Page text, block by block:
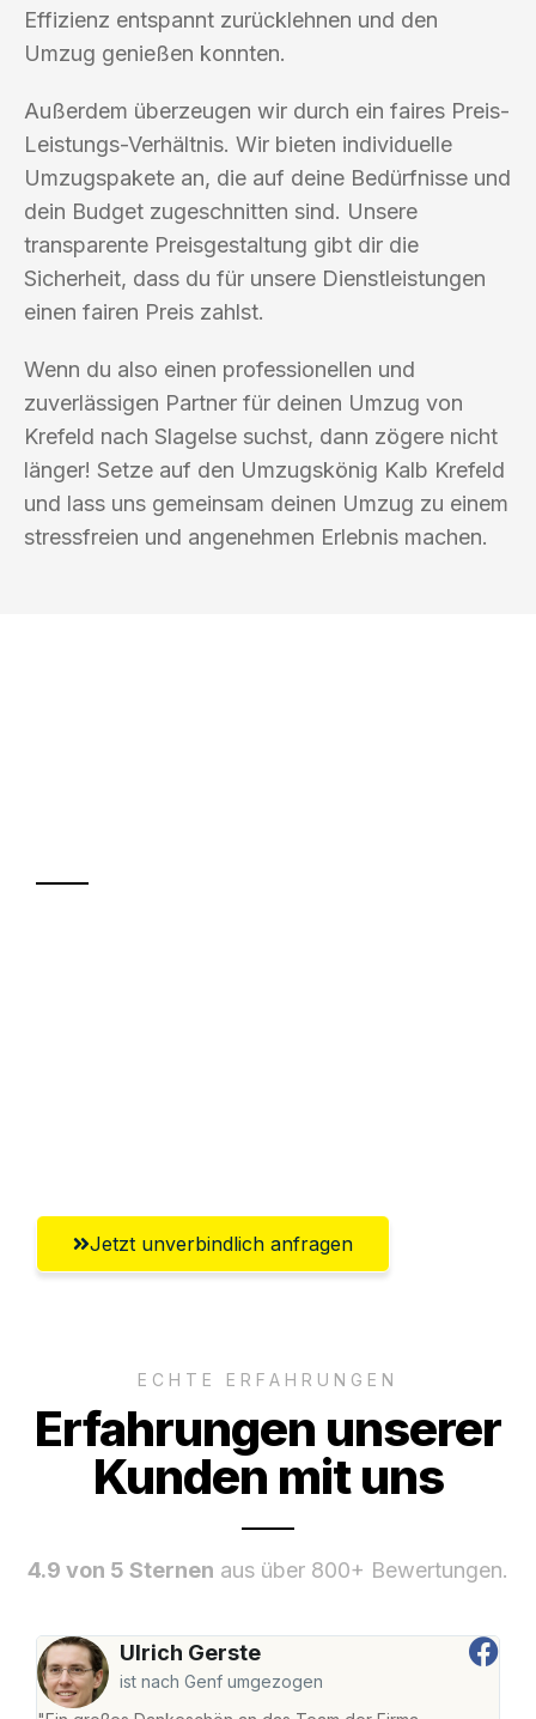
Effizienz entspannt zurücklehnen und den
Umzug genießen konnten.
Außerdem überzeugen wir durch ein faires Preis-
Leistungs-Verhältnis. Wir bieten individuelle
Umzugspakete an, die auf deine Bedürfnisse und
dein Budget zugeschnitten sind. Unsere
transparente Preisgestaltung gibt dir die
Sicherheit, dass du für unsere Dienstleistungen
einen fairen Preis zahlst.
Wenn du also einen professionellen und
zuverlässigen Partner für deinen Umzug von
Krefeld nach Slagelse suchst, dann zögere nicht
länger! Setze auf den Umzugskönig Kalb Krefeld
und lass uns gemeinsam deinen Umzug zu einem
stressfreien und angenehmen Erlebnis machen.
Jetzt unverbindlich anfragen
ECHTE ERFAHRUNGEN
Erfahrungen unserer
Kunden mit uns
4.9 von 5 Sternen aus über 800+ Bewertungen.
Ulrich Gerste
ist nach Genf umgezogen